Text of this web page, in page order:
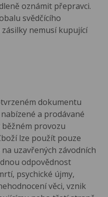
oznámit přepravci.
svědčícího
nemusí kupující
dokumentu
a prodávané
provozu
lze použít pouze
uzavřených závodních
odpovědnost
psychické újmy,
věci, vznik